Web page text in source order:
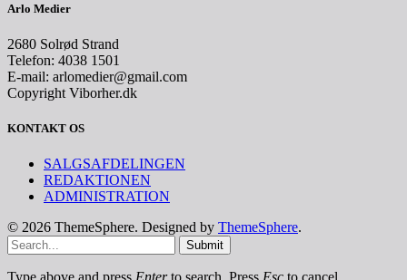
Arlo Medier
2680 Solrød Strand
Telefon: 4038 1501
E-mail: arlomedier@gmail.com
Copyright Viborher.dk
KONTAKT OS
SALGSAFDELINGEN
REDAKTIONEN
ADMINISTRATION
© 2026 ThemeSphere. Designed by ThemeSphere.
Submit